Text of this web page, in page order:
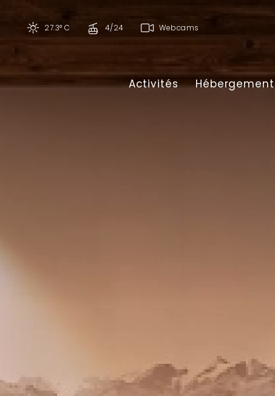
27.3° C 4/24 Webcams
Activités Hébergement